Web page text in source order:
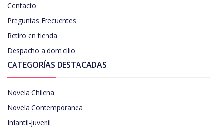
Contacto
Preguntas Frecuentes
Retiro en tienda
Despacho a domicilio
CATEGORÍAS DESTACADAS
Novela Chilena
Novela Contemporanea
Infantil-Juvenil